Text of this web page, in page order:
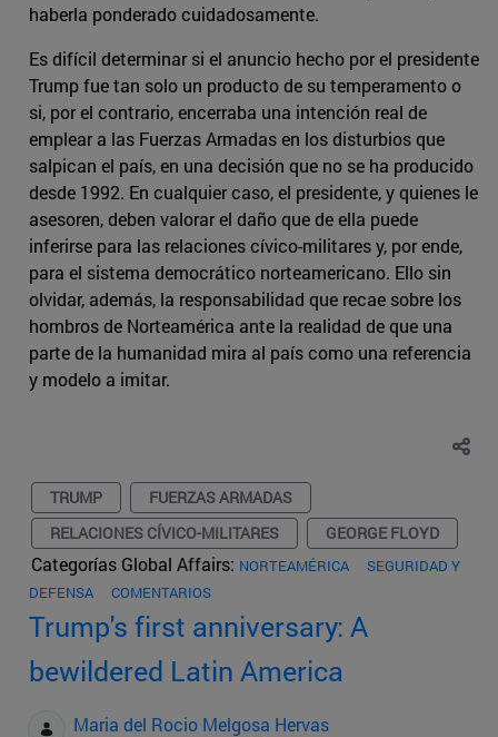
haberla ponderado cuidadosamente.
Es difícil determinar si el anuncio hecho por el presidente
Trump fue tan solo un producto de su temperamento o
si, por el contrario, encerraba una intención real de
emplear a las Fuerzas Armadas en los disturbios que
salpican el país, en una decisión que no se ha producido
desde 1992. En cualquier caso, el presidente, y quienes le
asesoren, deben valorar el daño que de ella puede
inferirse para las relaciones cívico-militares y, por ende,
para el sistema democrático norteamericano. Ello sin
olvidar, además, la responsabilidad que recae sobre los
hombros de Norteamérica ante la realidad de que una
parte de la humanidad mira al país como una referencia
y modelo a imitar.
TRUMP
FUERZAS ARMADAS
RELACIONES CÍVICO-MILITARES
GEORGE FLOYD
Categorías Global Affairs: NORTEAMÉRICA
SEGURIDAD Y
DEFENSA
COMENTARIOS
Trump's first anniversary: A
bewildered Latin America
Maria del Rocio Melgosa Hervas